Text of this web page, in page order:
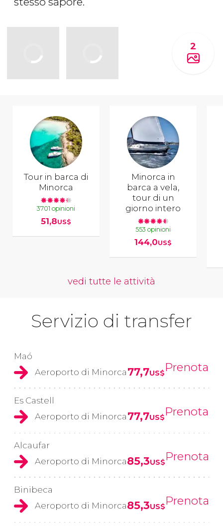
2
Tour in barca di
Minorca
3701 opinioni
51,8US$
Minorca in
barca a vela,
tour di un
giorno intero
553 opinioni
144,0US$
vedi tutte le attività
Servizio di transfer
Maó
Aeroporto di Minorca 77,7US$Prenota
Es Castell
Aeroporto di Minorca 77,7US$Prenota
Alcaufar
Aeroporto di Minorca85,3US$Prenota
Binibeca
Aeroporto di Minorca85,3US$Prenota